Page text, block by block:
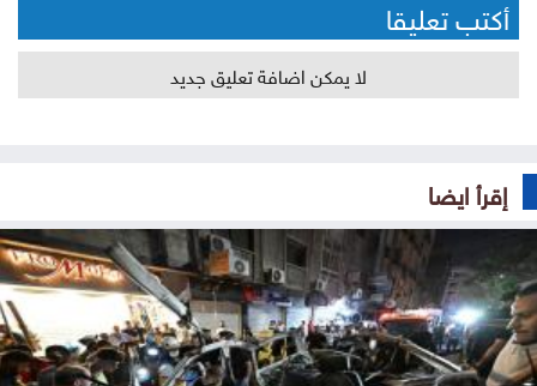
أكتب تعليقا
لا يمكن اضافة تعليق جديد
إقرأ ايضا